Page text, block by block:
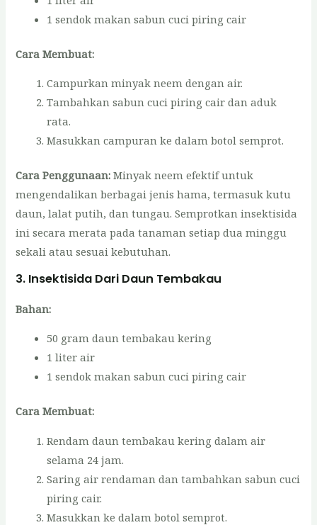
1 sendok makan sabun cuci piring cair
Cara Membuat:
Campurkan minyak neem dengan air.
Tambahkan sabun cuci piring cair dan aduk
rata.
Masukkan campuran ke dalam botol semprot.
Cara Penggunaan: Minyak neem efektif untuk
mengendalikan berbagai jenis hama, termasuk kutu
daun, lalat putih, dan tungau. Semprotkan insektisida
ini secara merata pada tanaman setiap dua minggu
sekali atau sesuai kebutuhan.
3. Insektisida Dari Daun Tembakau
Bahan:
50 gram daun tembakau kering
1 liter air
1 sendok makan sabun cuci piring cair
Cara Membuat:
Rendam daun tembakau kering dalam air
selama 24 jam.
Saring air rendaman dan tambahkan sabun cuci
piring cair.
Masukkan ke dalam botol semprot.